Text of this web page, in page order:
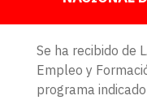
Se ha recibido de
Empleo y
programa